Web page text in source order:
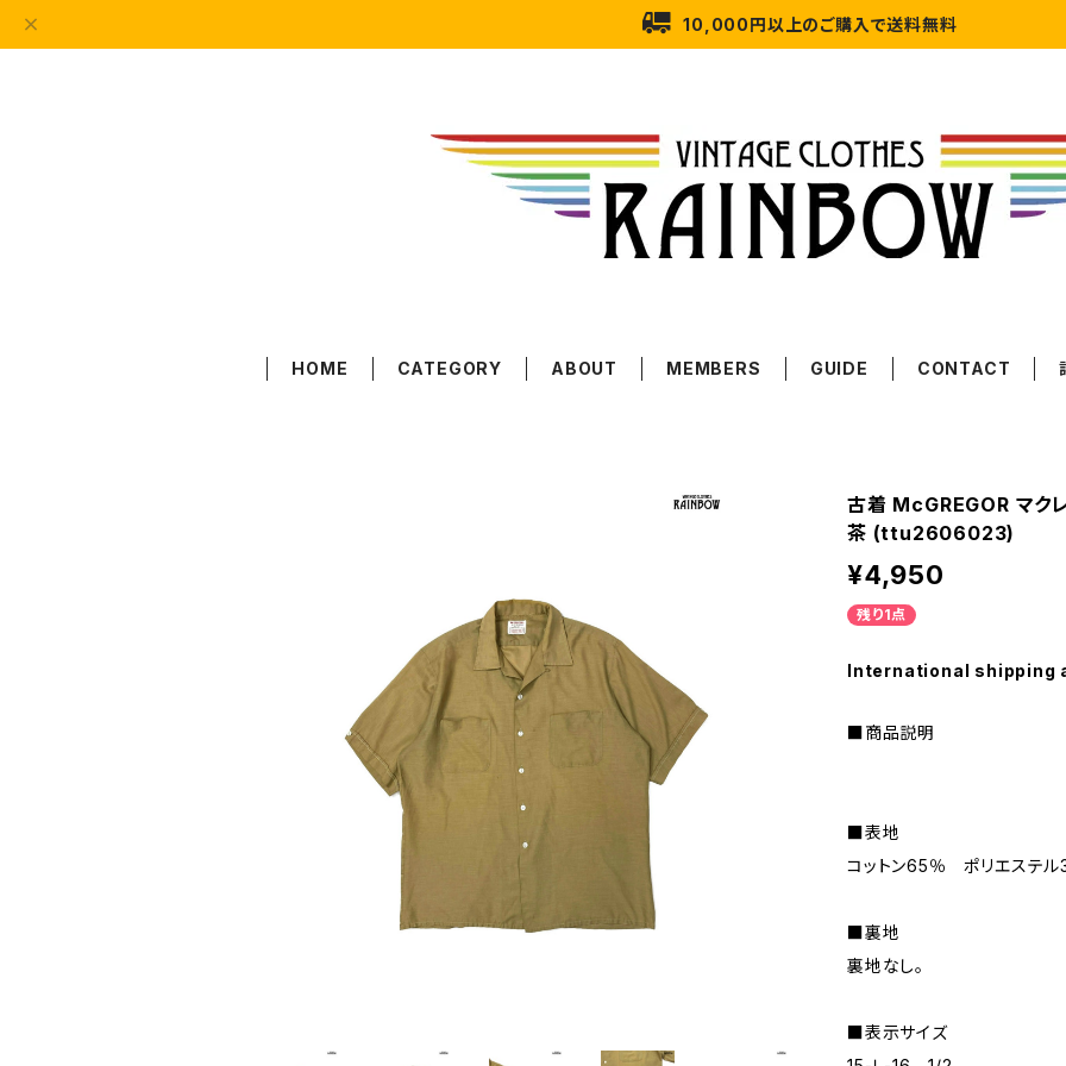
10,000円以上のご購入で送料無料
HOME CATEGORY ABOUT MEMBERS GUIDE CONTACT
古着 McGREGOR マク
茶 (ttu2606023)
¥4,950
残り1点
International shipping
■商品説明
■表地
コットン65％ ポリエステル
■裏地
裏地なし。
■表示サイズ